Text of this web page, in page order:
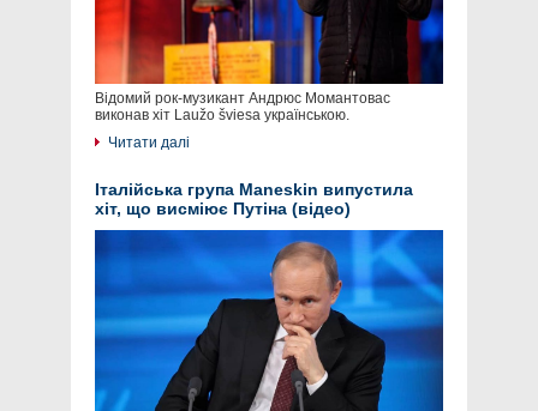
Відомий рок-музикант Андрюс Момантовас
виконав хіт Laužo šviesa українською.
Читати далі
Італійська група Maneskin випустила
хіт, що висміює Путіна (відео)